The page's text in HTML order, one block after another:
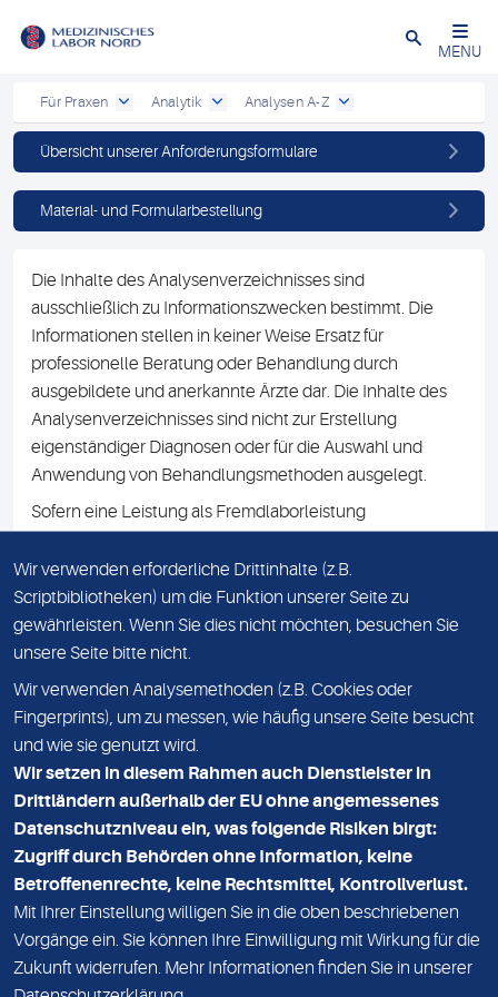
Schließen
MENU
Für Praxen Analytik Analysen A-Z
Übersicht unserer Anforderungsformulare
Material- und Formularbestellung
Die Inhalte des Analysenverzeichnisses sind
ausschließlich zu Informationszwecken bestimmt. Die
Informationen stellen in keiner Weise Ersatz für
professionelle Beratung oder Behandlung durch
ausgebildete und anerkannte Ärzte dar. Die Inhalte des
Analysenverzeichnisses sind nicht zur Erstellung
eigenständiger Diagnosen oder für die Auswahl und
Anwendung von Behandlungsmethoden ausgelegt.
Sofern eine Leistung als Fremdlaborleistung
Namen des Fremdlabors mit. Mit der Beauftragung der
Fremdlaborleistung erklären Sie sich mit dieser
Vereinbarung einverstanden.
DATENSCHUTZ
KONTAKT
NEWSLETTER
ADRESSE
MVZ Medizinisches Labor Nord MLN GmbH
Essener Straße 108
22419 Hamburg
Wir verwenden erforderliche Drittinhalte (z.B.
Scriptbibliotheken) um die Funktion unserer Seite zu
gewährleisten. Wenn Sie dies nicht möchten, besuchen Sie
unsere Seite bitte nicht.
Wir verwenden Analysemethoden (z.B. Cookies oder
Fingerprints), um zu messen, wie häufig unsere Seite besucht
und wie sie genutzt wird.
Wir setzen in diesem Rahmen auch Dienstleister in
Drittländern außerhalb der EU ohne angemessenes
Datenschutzniveau ein, was folgende Risiken birgt:
Zugriff durch Behörden ohne Information, keine
Betroffenenrechte, keine Rechtsmittel, Kontrollverlust.
Mit Ihrer Einstellung willigen Sie in die oben beschriebenen
Vorgänge ein. Sie können Ihre Einwilligung mit Wirkung für die
Zukunft widerrufen. Mehr Informationen finden Sie in unserer